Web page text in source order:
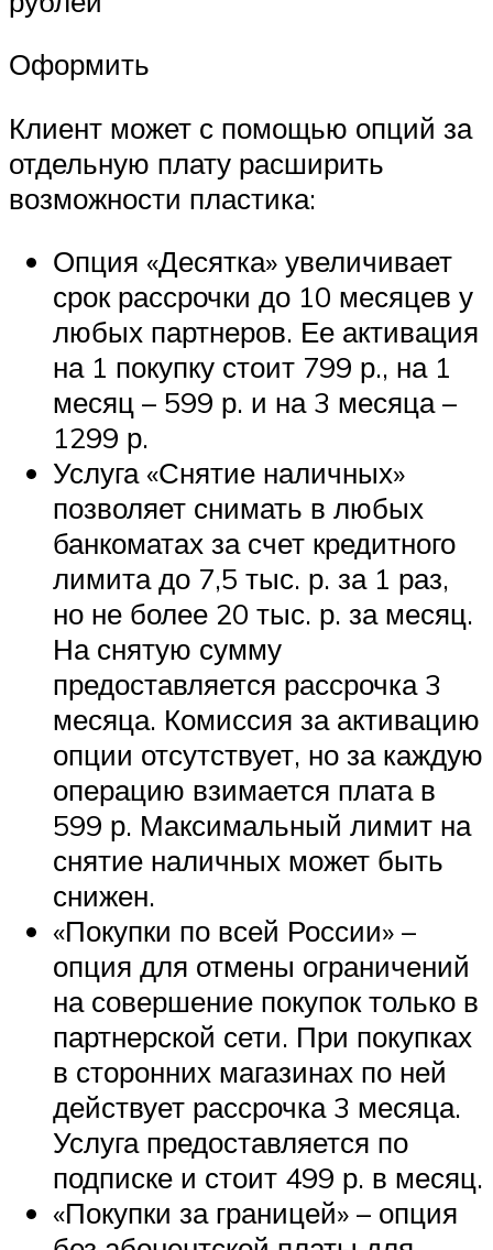
Оформить
Клиент может с помощью опций за
отдельную плату расширить
возможности пластика:
Опция «Десятка» увеличивает
срок рассрочки до 10 месяцев у
любых партнеров. Ее активация
на 1 покупку стоит 799 р., на 1
месяц – 599 р. и на 3 месяца –
1299 р.
Услуга «Снятие наличных»
позволяет снимать в любых
банкоматах за счет кредитного
лимита до 7,5 тыс. р. за 1 раз,
но не более 20 тыс. р. за месяц.
На снятую сумму
предоставляется рассрочка 3
месяца. Комиссия за активацию
опции отсутствует, но за каждую
операцию взимается плата в
599 р. Максимальный лимит на
снятие наличных может быть
снижен.
«Покупки по всей России» –
опция для отмены ограничений
на совершение покупок только в
партнерской сети. При покупках
в сторонних магазинах по ней
действует рассрочка 3 месяца.
Услуга предоставляется по
подписке и стоит 499 р. в месяц.
«Покупки за границей» – опция